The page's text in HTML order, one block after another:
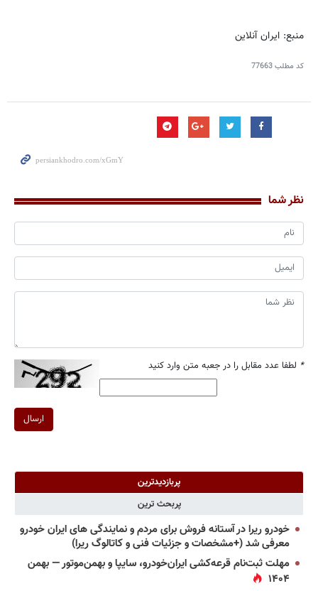
منبع: ایران آنلاین
کد مطلب77663
نظر شما
* لطفا عدد مقابل را در جعبه متن وارد کنید
ارسال
پربازدیدترین
پربحث ترین
خودرو ریرا در آستانه فروش برای مردم و نمایندگی های ایران خودرو
معرفی شد (+مشخصات و جزئیات فنی و کاتالوگ ریرا)
مهلت ثبت‌نام قرعه‌کشی ایران‌خودرو، سایپا و بهمن‌موتور — بهمن
۱۴۰۴